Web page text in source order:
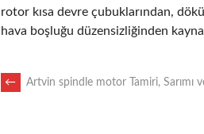
rotor kısa devre çubuklarından,
hava boşluğu düzensizliğinden
POST
← Artvin spindle motor Tamiri, Sarımı